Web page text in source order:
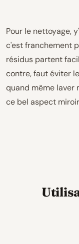
Pour le nettoyage,
c'est franchement
résidus partent
contre, faut éviter
quand même laver
ce bel aspect